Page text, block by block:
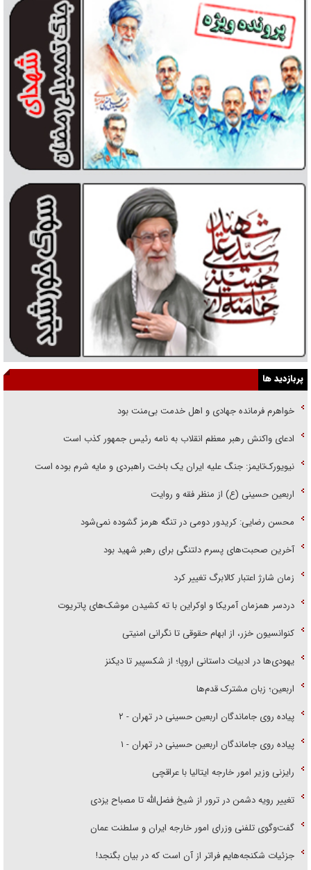
پربازدید ها
خواهرم فرمانده جهادی و اهل خدمت بی‌منت بود
ادعای واکنش رهبر معظم انقلاب به نامه رئیس جمهور کذب است
نیویورک‌تایمز: جنگ علیه ایران یک باخت راهبردی و مایه شرم بوده است
اربعین حسینی (ع) از منظر فقه و روایت
محسن رضایی: کریدور دومی در تنگه هرمز گشوده نمی‌شود
آخرین صحبت‌های پسرم دلتنگی برای رهبر شهید بود
زمان شارژ اعتبار کالابرگ تغییر کرد
دردسر همزمان آمریکا و اوکراین با ته کشیدن موشک‌های پاتریوت
کنوانسیون خزر، از ابهام حقوقی تا نگرانی امنیتی
یهودی‌ها در ادبیات داستانی اروپا؛ از شکسپیر تا دیکنز
اربعین؛ زبان مشترک قدم‌ها
پیاده روی جاماندگان اربعین حسینی در تهران - ۲
پیاده روی جاماندگان اربعین حسینی در تهران - ۱
رایزنی وزیر امور خارجه ایتالیا با عراقچی
تغییر رویه دشمن در ترور از شیخ فضل‌الله تا مصباح یزدی
گفت‌وگوی تلفنی وزرای امور خارجه ایران و سلطنت عمان
جزئیات شکنجه‌هایم فراتر از آن است که در بیان بگنجد!